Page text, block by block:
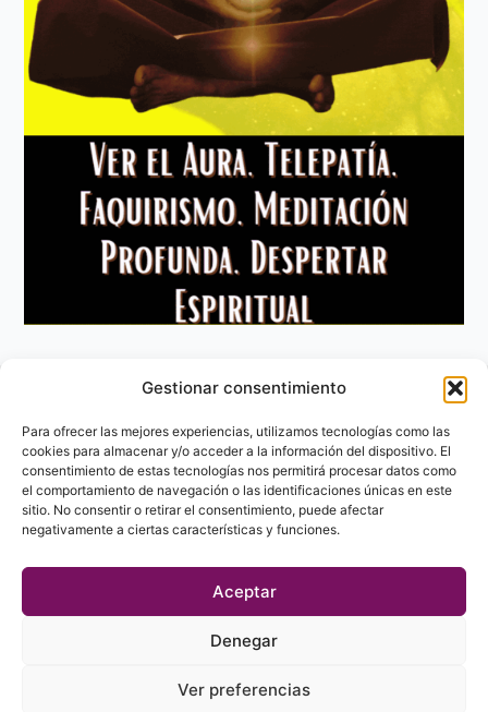
Gestionar consentimiento
Para ofrecer las mejores experiencias, utilizamos tecnologías como las
cookies para almacenar y/o acceder a la información del dispositivo. El
consentimiento de estas tecnologías nos permitirá procesar datos como
el comportamiento de navegación o las identificaciones únicas en este
sitio. No consentir o retirar el consentimiento, puede afectar
negativamente a ciertas características y funciones.
Aceptar
Denegar
Ver preferencias
Aviso Legal
Política de privacidad
Política de Cookies
Contacto
© 2023 - 2026 labibliotecaesoterica.com. Todos los derechos